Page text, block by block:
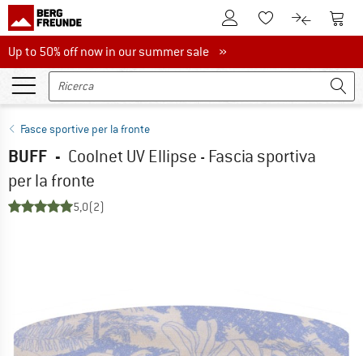
Al conto clienteAlla lista
Al Al
Up to 50% off now in our summer sale
Up to 50% off now in our summer sale »
Fasce sportive per la fronte
BUFF - Coolnet UV Ellipse - Fascia sportiva
per la fronte
5,0(2)